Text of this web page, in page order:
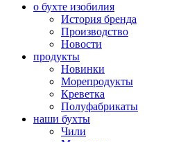
о бухте изобилия
История бренда
Производство
Новости
продукты
Новинки
Морепродукты
Креветка
Полуфабрикаты
наши бухты
Чили